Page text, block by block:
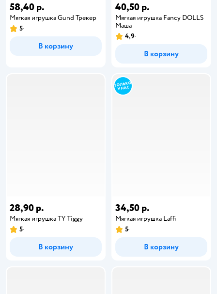
58,40 р.
Мягкая игрушка Gund Трекер
5
В корзину
40,50 р.
Мягкая игрушка Fancy DOLLS
Маша
4,9
В корзину
28,90 р.
Мягкая игрушка TY Tiggy
5
В корзину
34,50 р.
Мягкая игрушка Laffi
5
В корзину